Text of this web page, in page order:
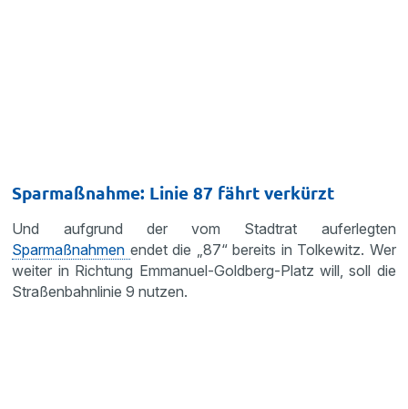
Sparmaßnahme: Linie 87 fährt verkürzt
Und aufgrund der vom Stadtrat auferlegten
Sparmaßnahmen endet die „87“ bereits in Tolkewitz. Wer
weiter in Richtung Emmanuel-Goldberg-Platz will, soll die
Straßenbahnlinie 9 nutzen.